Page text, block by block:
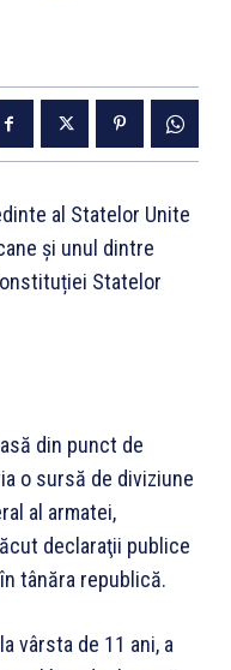
al Statelor Unite
și unul dintre
Statelor
din punct de
o sursă de diviziune
al armatei,
declaraţii publice
tânăra republică.
vârsta de 11 ani, a